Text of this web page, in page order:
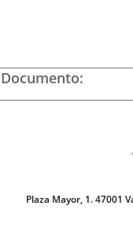
Documento
Plaza Mayor, 1. 47001